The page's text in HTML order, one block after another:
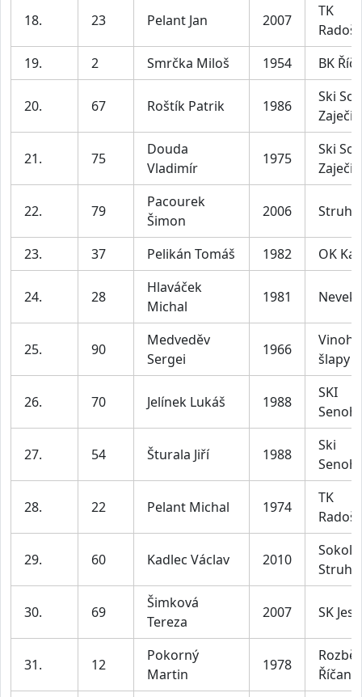
18. 23 Pelant Jan 2007
TK
19.
2 Smrčka Miloš 1954 BK
20. 67 Roštík Patrik 1986
Ski
21. 75
Douda
Vladimír
1975
Ski
22. 79
Pacourek
Šimon
2006
23. 37 Pelikán Tomáš 1982 OK
24. 28
Hlaváček
Michal
1981
25. 90
Medveděv
Sergei
1966
šlapy
26. 70 Jelínek Lukáš 1988
SKI
27. 54 Šturala Jiří 1988
Ski
28. 22 Pelant Michal 1974
TK
29. 60 Kadlec Václav 2010
Sokol
30. 69
Šimková
Tereza
2007 SK
31. 12
Pokorný
Martin
1978
Říčany